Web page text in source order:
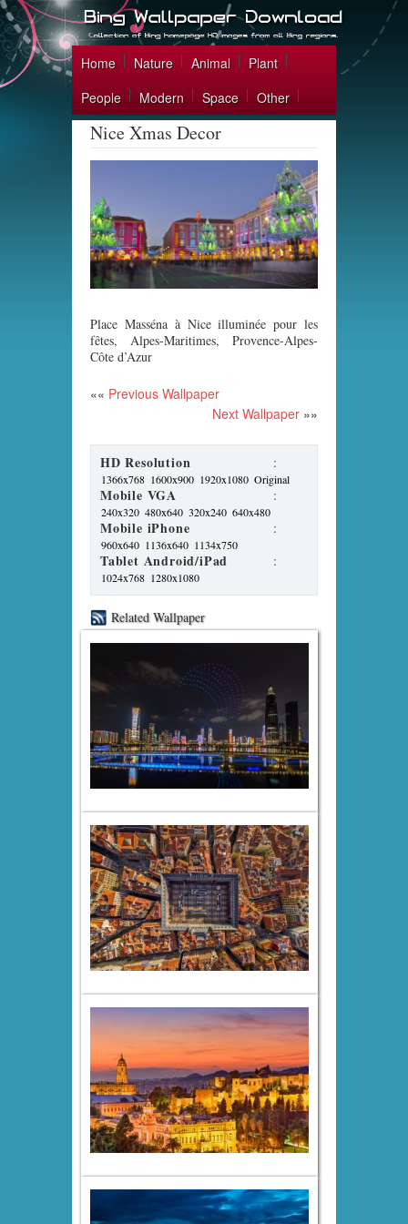
Home Nature Animal
Plant
People
Modern Space Other
Nice Xmas Decor
Place Masséna à Nice illuminée pour les
fêtes, Alpes-Maritimes, Provence-Alpes-
Côte d’Azur
«« Previous Wallpaper
Next Wallpaper »»
HD Resolution :
1366x768 1600x900 1920x1080 Original
Mobile VGA :
240x320 480x640 320x240 640x480
Mobile iPhone :
960x640 1136x640 1134x750
Tablet Android/iPad :
1024x768 1280x1080
Related Wallpaper